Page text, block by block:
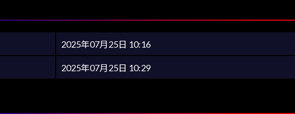
2025年07月25日 10:16
2025年07月25日 10:29